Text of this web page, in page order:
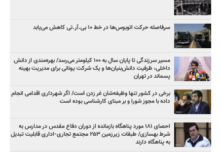
سرفاصله حرکت اتوبوس‌ها در خط ۱۰ بی‌.آر.تی کاهش می‌یابد
مسیر سرزندگی تا پایان سال به ۱۰۰ کیلومتر می‌رسد/ بهره‌مندی از دانش
داخلی، ظرفیت دانش‌بنیان‌ها و یک شرکت یونانی برای مدیریت بهینه
پسماند در تهران
برخی در کشور تنها وظیفه‌شان غر زدن است/ اگر شهرداری اقدامی انجام
داده با مجوز شورا و بر مبنای کارشناسی بوده است
احصای ۱۸۱ مورد پناهگاه بازمانده از دوران دفاع مقدس در مدارس به
شرط بهسازی/ طبقات زیرزمین ۲۵۳ مجتمع تجاری-اداری قابلیت تبدیل
به پناهگاه دارند